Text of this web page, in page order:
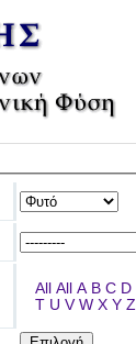
All All A B C D
T U V W X Y Z